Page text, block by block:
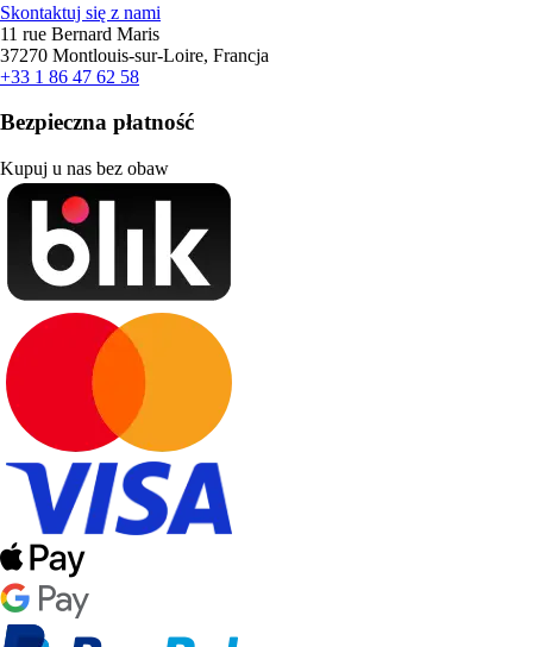
Skontaktuj się z nami
11 rue Bernard Maris
37270 Montlouis-sur-Loire, Francja
+33 1 86 47 62 58
Bezpieczna płatność
Kupuj u nas bez obaw